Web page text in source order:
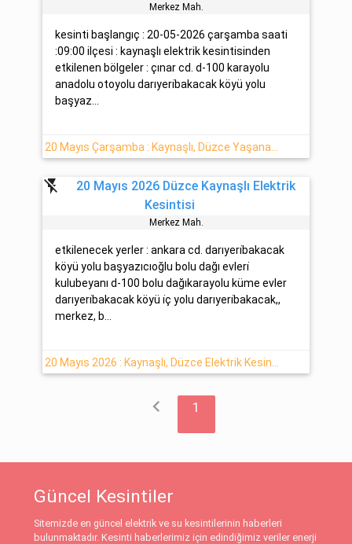
Merkez Mah.
kesinti başlangıç : 20-05-2026 çarşamba saati
:09:00 ilçesi : kaynaşlı elektrik kesintisinden
etkilenen bölgeler : çınar cd. d-100 karayolu
anadolu otoyolu darıyeri̇bakacak köyü yolu
başyaz...
flash_off
20 Mayıs 2026 Düzce Kaynaşlı Elektrik
Kesintisi
Merkez Mah.
etkilenecek yerler : ankara cd. darıyeri̇bakacak
köyü yolu başyazıcıoğlu bolu dağı evleri̇
kulubeyanı d-100 bolu dağıkarayolu küme evler
darıyeri̇bakacak köyü i̇ç yolu darıyeri̇bakacak,,
merkez, b...
chevron_left 1
Güncel Kesintiler
Sitemizde en güncel elektrik ve su kesintilerinin haberleri
bulunmaktadır. Kesinti haberlerimiz için edindiğimiz veriler enerji